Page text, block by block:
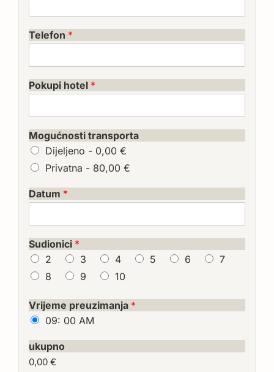
Telefon *
Pokupi hotel *
Mogućnosti transporta
Dijeljeno - 0,00 €
Privatna - 80,00 €
Datum *
Sudionici *
2
3 4 5 6
7
8
9 10
Vrijeme preuzimanja *
09: 00 AM
ukupno
0,00 €